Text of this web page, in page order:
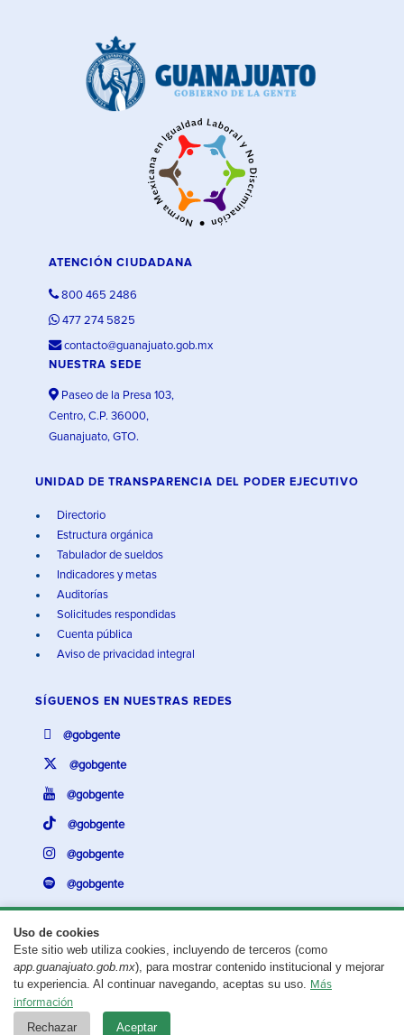
Uso de cookies
Este sitio web utiliza cookies, incluyendo de terceros (como
app.guanajuato.gob.mx), para mostrar contenido institucional y mejorar
tu experiencia. Al continuar navegando, aceptas su uso. Más
información
Rechazar Aceptar
ATENCIÓN CIUDADANA
800 465 2486
477 274 5825
contacto@guanajuato.gob.mx
NUESTRA SEDE
Paseo de la Presa 103,
Centro, C.P. 36000,
Guanajuato, GTO.
UNIDAD DE TRANSPARENCIA DEL PODER EJECUTIVO
Directorio
Estructura orgánica
Tabulador de sueldos
Indicadores y metas
Auditorías
Solicitudes respondidas
Cuenta pública
Aviso de privacidad integral
SÍGUENOS EN NUESTRAS REDES
@gobgente
@gobgente
@gobgente
@gobgente
@gobgente
@gobgente
¿Existe algún problema con esta página?Repórtalo aquí.
Aviso legal